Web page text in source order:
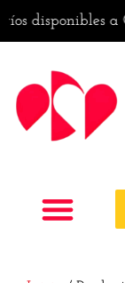
disponibles a